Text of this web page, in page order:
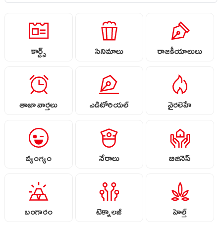
కార్డ్స్ సినిమాలు రాజకీయాలులు
తాజా వార్తలు ఎడిటోరియల్ వైరలెహే
వ్యంగ్యం నేరాలు బిజినెస్
బంగారం టెక్నాలజీ హెల్త్